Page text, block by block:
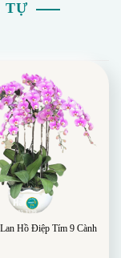
TỰ
Hồ Điệp Tím 9 Cành